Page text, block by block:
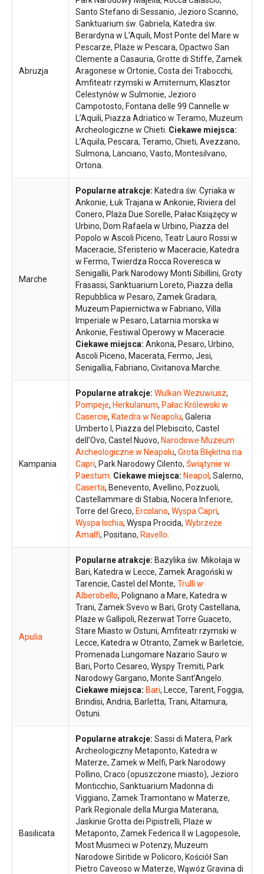
Abruzja
Santo Stefano di Sessanio, Jezioro Scanno,
Sanktuarium św. Gabriela, Katedra św.
Berardyna w L’Aquili, Most Ponte del Mare w
Pescarze, Plaże w Pescara, Opactwo San
Clemente a Casauria, Grotte di Stiffe, Zamek
Aragonese w Ortonie, Costa dei Trabocchi,
Amfiteatr rzymski w Amiternum, Klasztor
Celestynów w Sulmonie, Jezioro
Campotosto, Fontana delle 99 Cannelle w
L’Aquili, Piazza Adriatico w Teramo, Muzeum
Archeologiczne w Chieti. Ciekawe miejsca:
L’Aquila, Pescara, Teramo, Chieti, Avezzano,
Sulmona, Lanciano, Vasto, Montesilvano,
Ortona.
Marche
Popularne atrakcje: Katedra św. Cyriaka w
Ankonie, Łuk Trajana w Ankonie, Riviera del
Conero, Plaża Due Sorelle, Pałac Książęcy w
Urbino, Dom Rafaela w Urbino, Piazza del
Popolo w Ascoli Piceno, Teatr Lauro Rossi w
Maceracie, Sferisterio w Maceracie, Katedra
w Fermo, Twierdza Rocca Roveresca w
Senigallii, Park Narodowy Monti Sibillini, Groty
Frasassi, Sanktuarium Loreto, Piazza della
Repubblica w Pesaro, Zamek Gradara,
Muzeum Papiernictwa w Fabriano, Villa
Imperiale w Pesaro, Latarnia morska w
Ankonie, Festiwal Operowy w Maceracie.
Ciekawe miejsca: Ankona, Pesaro, Urbino,
Ascoli Piceno, Macerata, Fermo, Jesi,
Senigallia, Fabriano, Civitanova Marche.
Kampania
Popularne atrakcje: Wulkan Wezuwiusz,
Pompeje, Herkulanum, Pałac Królewski w
Casercie, Katedra w Neapolu, Galeria
Umberto I, Piazza del Plebiscito, Castel
dell’Ovo, Castel Nuovo, Narodowe Muzeum
Archeologiczne w Neapolu, Grota Błękitna na
Capri, Park Narodowy Cilento, Świątynie w
Paestum Ciekawe miejsca: Neapol, Salerno,
Caserta, Benevento, Avellino, Pozzuoli,
Castellammare di Stabia, Nocera Inferiore,
Torre del Greco, Ercolano, Wyspa Capri,
Wyspa Ischia, Wyspa Procida, Wybrzeże
Amalfi, Positano, Ravello
Apulia
Popularne atrakcje: Bazylika św. Mikołaja w
Bari, Katedra w Lecce, Zamek Aragoński w
Tarencie, Castel del Monte, Trulli w
Alberobello, Polignano a Mare, Katedra w
Trani, Zamek Svevo w Bari, Groty Castellana,
Plaże w Gallipoli, Rezerwat Torre Guaceto,
Stare Miasto w Ostuni, Amfiteatr rzymski w
Lecce, Katedra w Otranto, Zamek w Barletcie,
Promenada Lungomare Nazario Sauro w
Bari, Porto Cesareo, Wyspy Tremiti, Park
Narodowy Gargano, Monte Sant’Angelo.
Ciekawe miejsca: Bari, Lecce, Tarent, Foggia,
Brindisi, Andria, Barletta, Trani, Altamura,
Ostuni.
Basilicata
Popularne atrakcje: Sassi di Matera, Park
Archeologiczny Metaponto, Katedra w
Materze, Zamek w Melfi, Park Narodowy
Pollino, Craco (opuszczone miasto), Jezioro
Monticchio, Sanktuarium Madonna di
Viggiano, Zamek Tramontano w Materze,
Park Regionale della Murgia Materana,
Jaskinie Grotta dei Pipistrelli, Plaże w
Metaponto, Zamek Federica II w Lagopesole,
Most Musmeci w Potenzy, Muzeum
Narodowe Siritide w Policoro, Kościół San
Pietro Caveoso w Materze, Wąwóz Gravina di